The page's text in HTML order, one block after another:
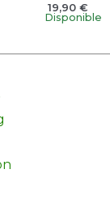
19,90 €
Disponible